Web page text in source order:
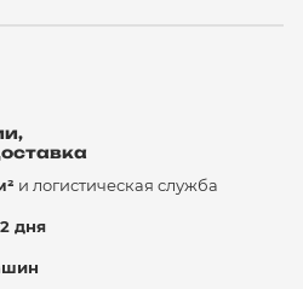
и логистическая служба
дня